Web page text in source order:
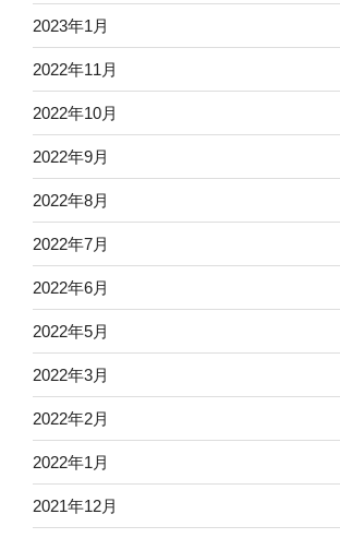
2023年1月
2022年11月
2022年10月
2022年9月
2022年8月
2022年7月
2022年6月
2022年5月
2022年3月
2022年2月
2022年1月
2021年12月